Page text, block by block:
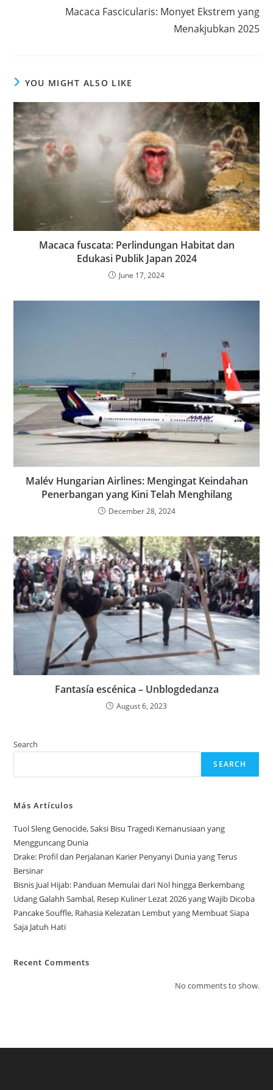
Macaca Fascicularis: Monyet Ekstrem yang
Menakjubkan 2025
YOU MIGHT ALSO LIKE
Macaca fuscata: Perlindungan Habitat dan
Edukasi Publik Japan 2024
June 17, 2024
Malév Hungarian Airlines: Mengingat Keindahan
Penerbangan yang Kini Telah Menghilang
December 28, 2024
Fantasía escénica – Unblogdedanza
August 6, 2023
Search
SEARCH
Más Artículos
Tuol Sleng Genocide, Saksi Bisu Tragedi Kemanusiaan yang
Mengguncang Dunia
Drake: Profil dan Perjalanan Karier Penyanyi Dunia yang Terus
Bersinar
Bisnis Jual Hijab: Panduan Memulai dari Nol hingga Berkembang
Udang Galahh Sambal, Resep Kuliner Lezat 2026 yang Wajib Dicoba
Pancake Souffle, Rahasia Kelezatan Lembut yang Membuat Siapa
Saja Jatuh Hati
Recent Comments
No comments to show.